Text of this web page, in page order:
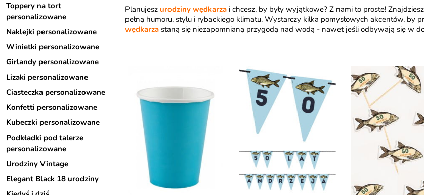
Planujesz urodziny wędkarzai chcesz, by były wyjątkowe? Z nami to proste!
pełną humoru, stylu i rybackiego klimatu. Wystarczy kilka pomysłowych akcentów, by
wędkarzastaną się niezapomnianą przygodą nad wodą - nawet jeśli odbywają się w
Toppery na tort
personalizowane
Naklejki personalizowane
Winietki personalizowane
Girlandy personalizowane
Lizaki personalizowane
Ciasteczka personalizowane
Konfetti personalizowane
Kubeczki personalizowane
Podkładki pod talerze
personalizowane
Urodziny Vintage
Elegant Black 18 urodziny